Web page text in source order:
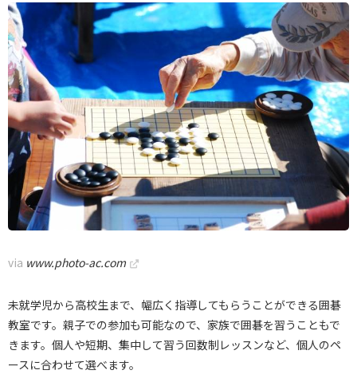
via www.photo-ac.com
未就学児から高校生まで、幅広く指導してもらうことができる囲碁
教室です。親子での参加も可能なので、家族で囲碁を習うこともで
きます。個人や短期、集中して習う回数制レッスンなど、個人のペ
ースに合わせて選べます。